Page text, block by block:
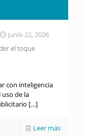
junio 22, 2026
el toque
con inteligencia
de la
[…]
Leer más